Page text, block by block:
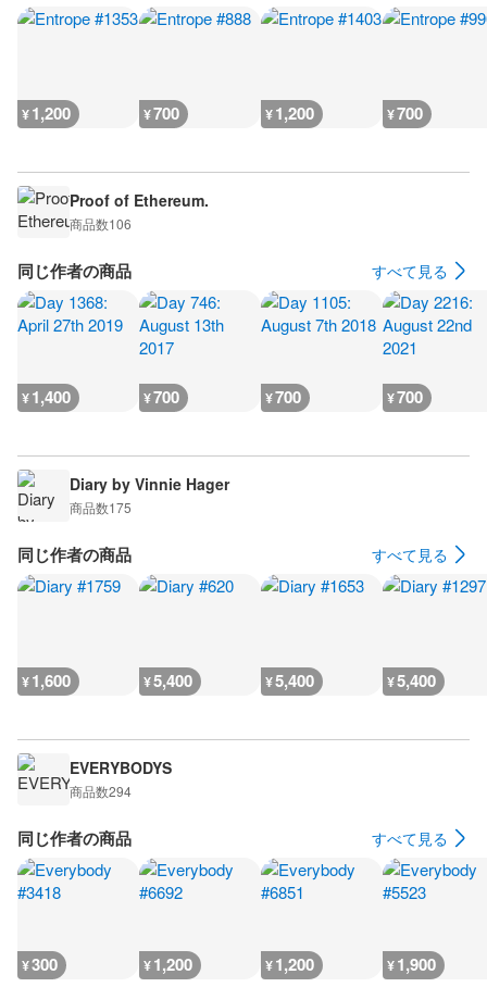
¥1,200 ¥700 ¥1,200 ¥700
Proof of Ethereum.
商品数106
同じ作者の商品 すべて見る
¥1,400 ¥700 ¥700 ¥700
Diary by Vinnie Hager
商品数175
同じ作者の商品 すべて見る
¥1,600 ¥5,400 ¥5,400 ¥5,400
EVERYBODYS
商品数294
同じ作者の商品 すべて見る
¥300 ¥1,200 ¥1,200 ¥1,900